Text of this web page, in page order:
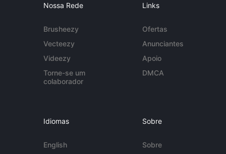
Nossa Rede
Brusheezy
Vecteezy
Videezy
Torne-se um
colaborador
Links
Ofertas
Anunciantes
Apoio
DMCA
Idiomas
English
Sobre
Sobre